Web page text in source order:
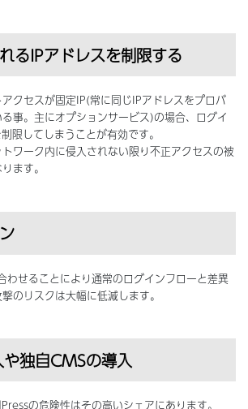
るIPアドレスを制限する
クセスが固定IP(常に同じIPアドレスをプロバ
事。主にオプションサービス)の場合、ログイ
限してしまうことが有効です。
ワーク内に侵入されない限り不正アクセスの被
ます。
わせることにより通常のログインフローと差異
のリスクは大幅に低減します。
独自CMSの導入
の危険性はその高いシェアにあります。